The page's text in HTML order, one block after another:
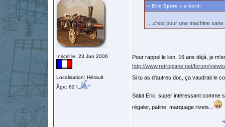
Inscrit le: 23 Jan 2006
Localisation: Hérault
Âge: 62
« Eric Spore » a écrit:
....c'est pour une machine
Pour rappel le lien, 16 ans déjà, je
http://www.retroplane.net/forum/
Si tu as d'autres doc, ça vaudrait le
Salut Eric, super intéressant comme
régaler, patine, marquage rivets...